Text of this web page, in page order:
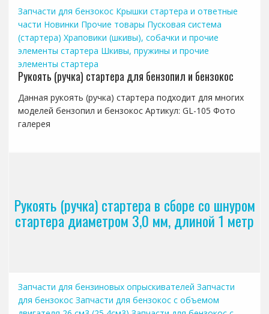
Запчасти для бензокос Крышки стартера и ответные
части Новинки Прочие товары Пусковая система
(стартера) Храповики (шкивы), собачки и прочие
элементы стартера Шкивы, пружины и прочие
элементы стартера
Рукоять (ручка) стартера для бензопил и бензокос
Данная рукоять (ручка) стартера подходит для многих
моделей бензопил и бензокос Артикул: GL-105 Фото
галерея
Рукоять (ручка) стартера в сборе со шнуром
стартера диаметром 3,0 мм, длиной 1 метр
Запчасти для бензиновых опрыскивателей Запчасти
для бензокос Запчасти для бензокос с объемом